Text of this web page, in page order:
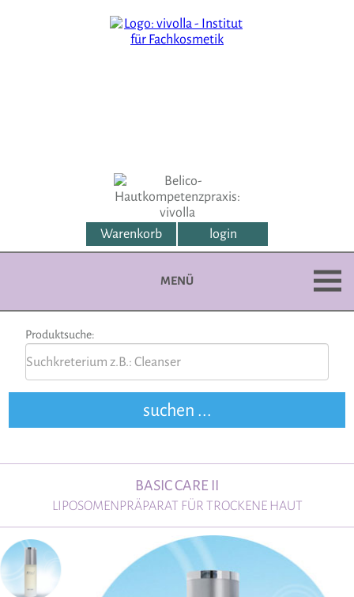
Warenkorb login
MENÜ
Produktsuche:
BASIC CARE II
LIPOSOMENPRÄPARAT FÜR TROCKENE HAUT